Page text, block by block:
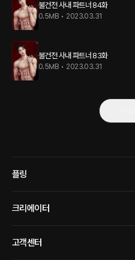
불건전 사내 파트너 84화
0.5MB • 2023.03.31
불건전 사내 파트너 83화
0.5MB • 2023.03.31
플링
크리에이터
고객센터